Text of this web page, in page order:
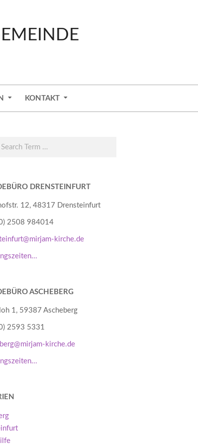
KONTAKT
DRENSTEINFURT
12, 48317 Drensteinfurt
2508 984014
kirche.de
ASCHEBERG
1, 59387 Ascheberg
2593 5331
kirche.de